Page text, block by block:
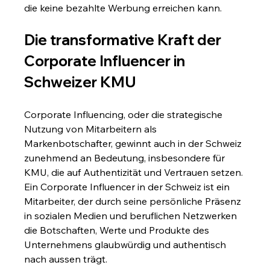
die keine bezahlte Werbung erreichen kann.
Die transformative Kraft der
Corporate Influencer in
Schweizer KMU
Corporate Influencing, oder die strategische
Nutzung von Mitarbeitern als
Markenbotschafter, gewinnt auch in der Schweiz
zunehmend an Bedeutung, insbesondere für
KMU, die auf Authentizität und Vertrauen setzen.
Ein Corporate Influencer in der Schweiz ist ein
Mitarbeiter, der durch seine persönliche Präsenz
in sozialen Medien und beruflichen Netzwerken
die Botschaften, Werte und Produkte des
Unternehmens glaubwürdig und authentisch
nach aussen trägt.